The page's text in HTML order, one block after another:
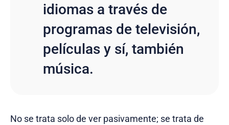
idiomas a través de
programas de televisión,
películas y sí, también
música.
No se trata solo de ver pasivamente; se trata de